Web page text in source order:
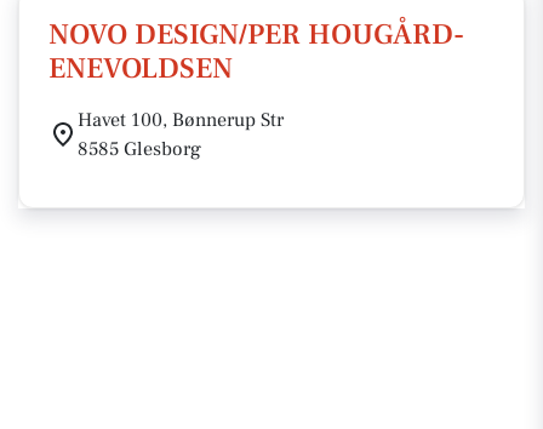
NOVO DESIGN/PER HOUGÅRD-
ENEVOLDSEN
Havet 100, Bønnerup Str
8585 Glesborg